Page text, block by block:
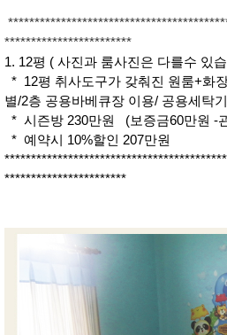
************************
1. 12평 ( 사진과 룸사진은 다를수 있
* 12평 취사도구가 갖춰진 원룸+화
별/2층 공용바베큐장 이용/ 공용세탁
* 시즌방 230만원 (보증금60만원 -
* 예약시 10%할인 207만원
***********************